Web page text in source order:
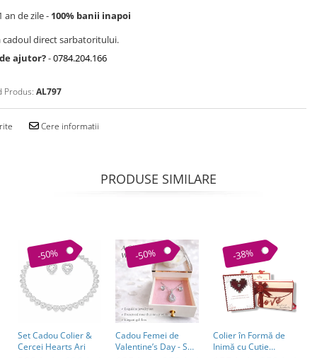
an de zile - 100% banii inapoi
cadoul direct sarbatoritului.
ajutor?-0784.204.166
Produs: AL797
Cere informatii
PRODUSE SIMILARE
-50%
Set Cadou Colier &
Cercei Hearts Ari
-50%
Cadou Femei de
Valentine’s Day - Set
-38%
Colier în Formă de
Inimă cu Cutie